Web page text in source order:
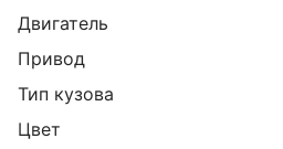
Двигатель
Привод
Тип кузова
Цвет